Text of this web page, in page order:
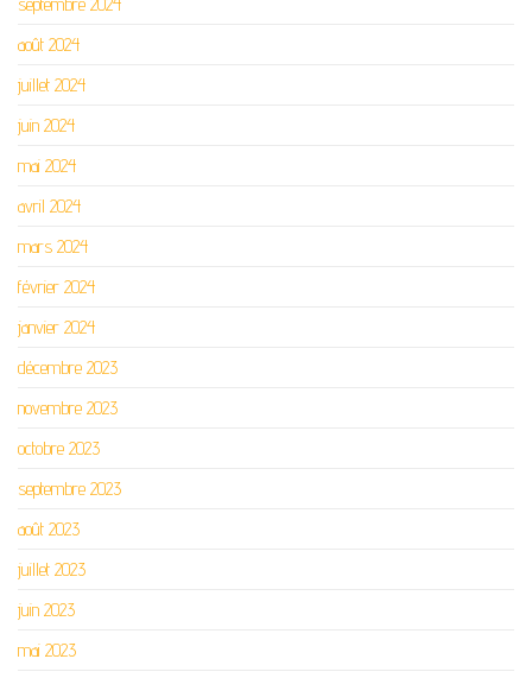
août 2024
juillet 2024
juin 2024
mai 2024
avril 2024
mars 2024
février 2024
janvier 2024
décembre 2023
novembre 2023
octobre 2023
septembre 2023
août 2023
juillet 2023
juin 2023
mai 2023